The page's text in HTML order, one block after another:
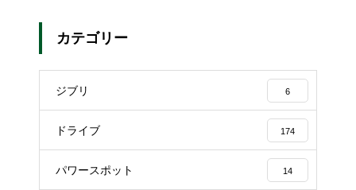
カテゴリー
ジブリ 6
ドライブ 174
パワースポット 14